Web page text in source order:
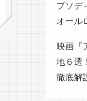
プソデ
オール
映画『
地６選
徹底解